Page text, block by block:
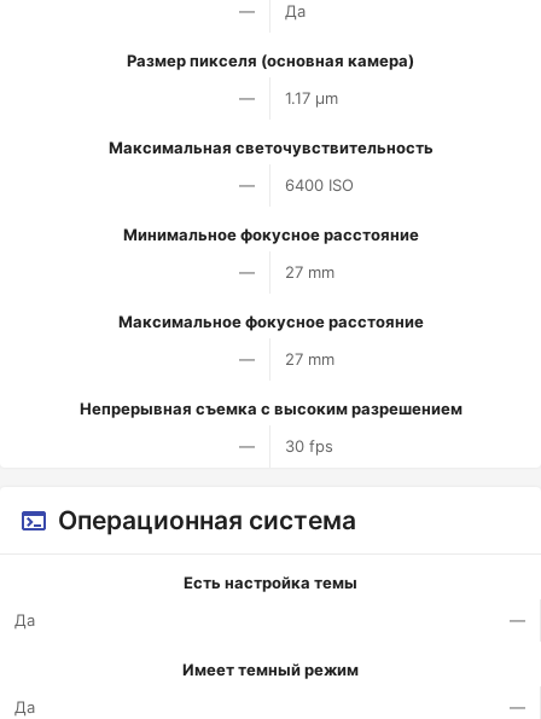
—
Да
Размер пикселя (основная камера)
—
1.17 µm
Максимальная светочувствительность
—
6400 ISO
Минимальное фокусное расстояние
—
27 mm
Максимальное фокусное расстояние
—
27 mm
Непрерывная съемка с высоким разрешением
—
30 fps
Операционная система
Есть настройка темы
Да
—
Имеет темный режим
Да
—